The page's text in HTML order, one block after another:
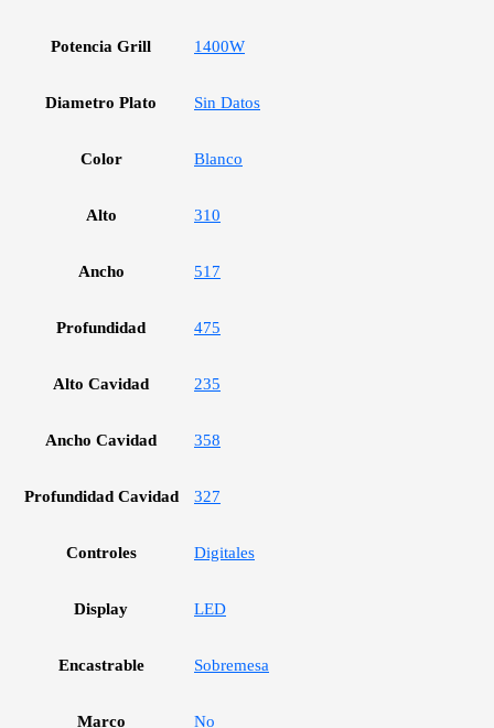
Potencia Grill 1400W
Diametro Plato Sin Datos
Color Blanco
Alto 310
Ancho 517
Profundidad 475
Alto Cavidad 235
Ancho Cavidad 358
Profundidad Cavidad 327
Controles Digitales
Display LED
Encastrable Sobremesa
Marco No